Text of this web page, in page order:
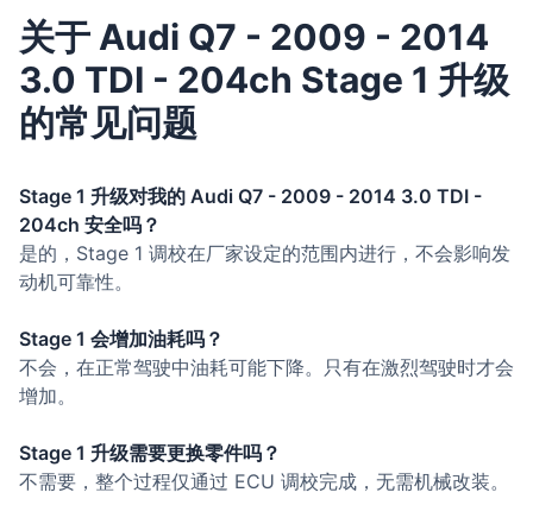
关于 Audi Q7 - 2009 - 2014
3.0 TDI - 204ch Stage 1 升级
的常见问题
Stage 1 升级对我的 Audi Q7 - 2009 - 2014 3.0 TDI -
204ch 安全吗？
是的，Stage 1 调校在厂家设定的范围内进行，不会影响发
动机可靠性。
Stage 1 会增加油耗吗？
不会，在正常驾驶中油耗可能下降。只有在激烈驾驶时才会
增加。
Stage 1 升级需要更换零件吗？
不需要，整个过程仅通过 ECU 调校完成，无需机械改装。